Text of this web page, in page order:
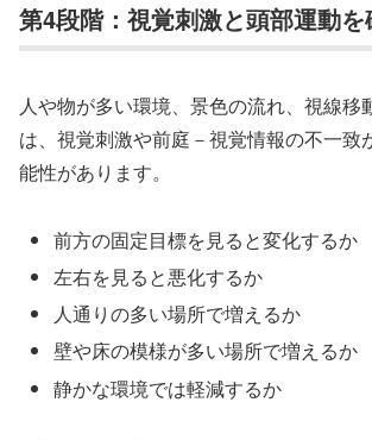
第4段階：視覚刺激と頭部運動を
人や物が多い環境、景色の流れ、視線移
は、視覚刺激や前庭－視覚情報の不一致
能性があります。
前方の固定目標を見ると変化するか
左右を見ると悪化するか
人通りの多い場所で増えるか
壁や床の模様が多い場所で増えるか
静かな環境では軽減するか